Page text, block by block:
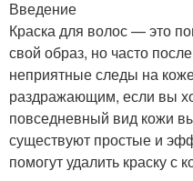
Введение
Краска для волос — это
свой образ, но часто
неприятные следы на
раздражающим, если вы
повседневный вид кожи
существуют простые и
помогут удалить краску с